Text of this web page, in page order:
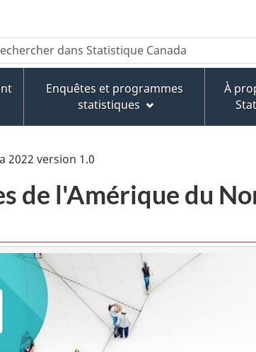
Enquêtes et programmes
statistiques
À
2022 version 1.0
de l'Amérique du